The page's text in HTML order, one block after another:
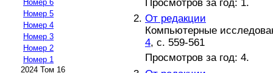
Номер 6
Номер 5
Номер 4
Номер 3
Номер 2
Номер 1
2024 Том 16
Просмотров за год: 1.
От редакции
Компьютерные
4, с. 559-561
Просмотров за год: 4.